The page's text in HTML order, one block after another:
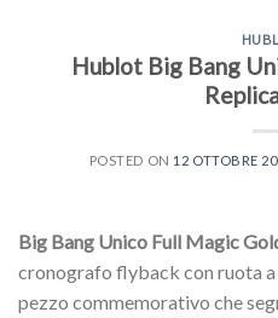
Hublot Big Bang
POSTED ON 12 OTTOBRE
Big Bang Unico Full Magic
cronografo flyback con ruota a
pezzo commemorativo che